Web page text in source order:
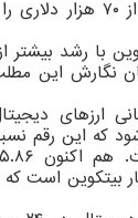
همچون افزایش بیشتر